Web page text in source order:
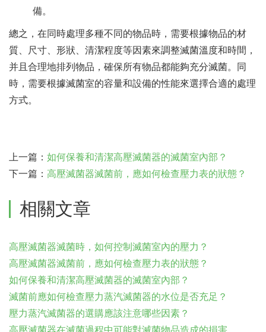
備。
總之，在同時處理多種不同的物品時，需要根據物品的材
質、尺寸、形狀、清潔程度等因素來調整滅菌溫度和時間，
并且合理地排列物品，確保所有物品都能夠充分滅菌。同
時，需要根據滅菌室的容量和設備的性能來選擇合適的處理
方式。
上一篇： 如何保養和清潔高壓滅菌器的滅菌室內部？
下一篇： 高壓滅菌器滅菌前，應如何檢查壓力表的狀態？
相關文章
高壓滅菌器滅菌時，如何控制滅菌室內的壓力？
高壓滅菌器滅菌前，應如何檢查壓力表的狀態？
如何保養和清潔高壓滅菌器的滅菌室內部？
滅菌前應如何檢查壓力蒸汽滅菌器的水位是否充足？
壓力蒸汽滅菌器的選購應該注意哪些因素？
高壓滅菌器在滅菌過程中可能對滅菌物品造成的損害